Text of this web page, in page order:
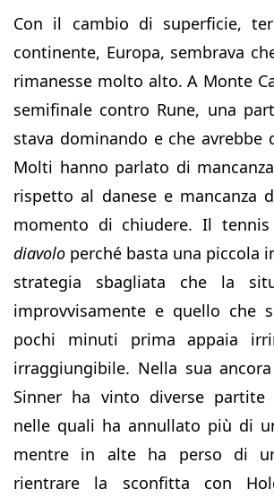
Con il cambio di superficie,
continente, Europa, sembrava
rimanesse molto alto. A Monte
semifinale contro Rune, una
stava dominando e che avrebbe
Molti hanno parlato di
rispetto al danese e mancanza
momento di chiudere. Il
diavolo perché basta una piccola
strategia sbagliata che la
improvvisamente e quello che
pochi minuti prima appaia
irraggiungibile. Nella sua
Sinner ha vinto diverse partite
nelle quali ha annullato più di
mentre in alte ha perso di
rientrare la sconfitta con